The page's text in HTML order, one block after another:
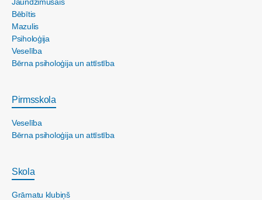
Bēbītis
Mazulis
Psiholoģija
Veselība
Bērna psiholoģija un attīstība
Pirmsskola
Veselība
Bērna psiholoģija un attīstība
Skola
Grāmatu klubiņš